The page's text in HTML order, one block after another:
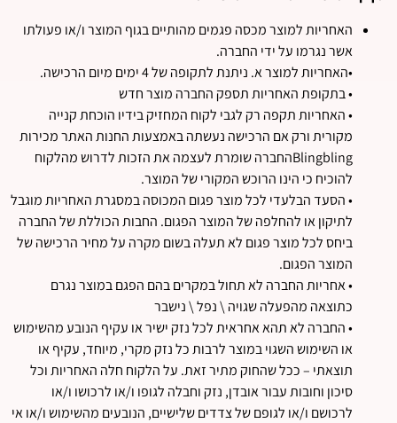
האחריות למוצר מכסה פגמים מהותיים בגוף המוצר ו/או פעולתו
אשר נגרמו על ידי החברה.
•האחריות למוצר א. ניתנת לתקופה של 4 ימים מיום הרכישה.
• בתקופת האחריות תספק החברה מוצר חדש
• האחריות תקפה רק לגבי לקוח המחזיק בידיו הוכחת קנייה
מקורית ורק אם הרכישה נעשתה באמצעות החנות האתר מכירות
Blingblingהחברה שומרת לעצמה את הזכות לדרוש מהלקוח
להוכיח כי הינו הרוכש המקורי של המוצר.
• הסעד הבלעדי לכל מוצר פגום המכוסה במסגרת האחריות מוגבל
לתיקון או להחלפה של המוצר הפגום. החבות הכוללת של החברה
ביחס לכל מוצר פגום לא תעלה בשום מקרה על מחיר הרכישה של
המוצר הפגום.
• אחריות החברה לא תחול במקרים בהם הפגם במוצר נגרם
כתוצאה מהפעלה שגויה \ נפל \ נישבר
• החברה לא תהא אחראית לכל נזק ישיר או עקיף הנובע מהשימוש
או השימוש השגוי במוצר לרבות כל נזק מקרי, מיוחד, עקיף או
תוצאתי – ככל שהחוק מתיר זאת. על הלקוח חלה האחריות וכל
סיכון וחובות עבור אובדן, נזק וחבלה לגופו ו/או לרכושו ו/או
לרכושם ו/או לגופם של צדדים שלישיים, הנובעים מהשימוש ו/או אי